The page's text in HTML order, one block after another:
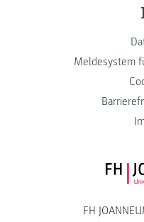
Meldesystem
FH